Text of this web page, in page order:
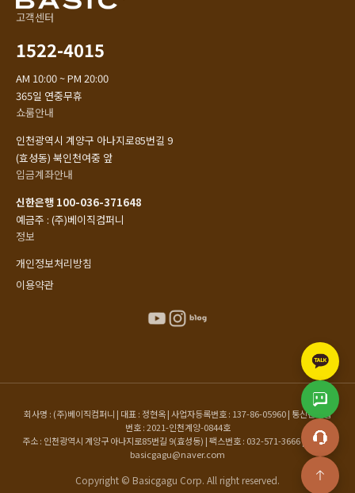
고객센터
1522-4015
AM 10:00 ~ PM 20:00
365일 연중무휴
쇼룸안내
인천광역시 계양구 아나지로85번길 9
(효성동) 북인천여중 앞
입금계좌안내
신한은행 100-036-371648
예금주 : (주)베이직컴퍼니
정보
개인정보처리방침
이용약관
회사명 : (주)베이직컴퍼니 | 대표 : 정현옥 | 사업자등록번호 : 137-86-05960 | 통신판매업
번호 : 2021-인천계양-0844호
주소 : 인천광역시 계양구 아나지로85번길 9(효성동) | 팩스번호 : 032-571-3666 | 이메일 :
basicgagu@naver.com
Copyright © Basicgagu Corp. All right reserved.